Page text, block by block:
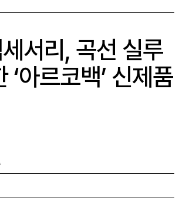
서리, 곡선 실루
‘아르코백’ 신제품